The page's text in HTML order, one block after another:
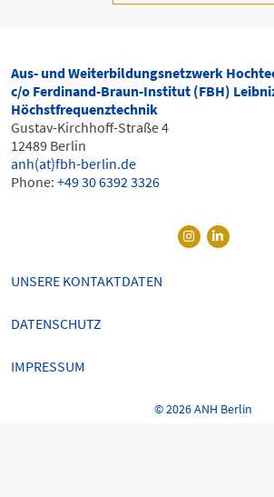
Aus- und Weiterbildungsnetzwerk
c/o Ferdinand-Braun-Institut (FBH)
Höchstfrequenztechnik
Gustav-Kirchhoff-Straße 4
12489 Berlin
anh(at)fbh-berlin.de
Phone: +49 30 6392 3326
UNSERE KONTAKTDATEN
DATENSCHUTZ
IMPRESSUM
© 2026 ANH Berlin